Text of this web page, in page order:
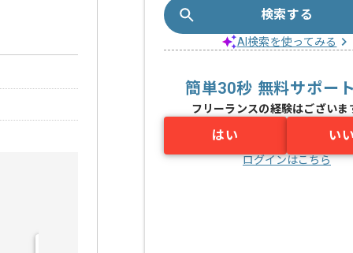
検索する
AI検索を使ってみる
簡単30秒 無料サポー
フリーランスの経験はございま
はい い
ログインはこちら